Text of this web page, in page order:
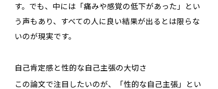
す。でも、中には「痛みや感覚の低下があった」とい
う声もあり、すべての人に良い結果が出るとは限らな
いのが現実です。
自己肯定感と性的な自己主張の大切さ
この論文で注目したいのが、「性的な自己主張」とい